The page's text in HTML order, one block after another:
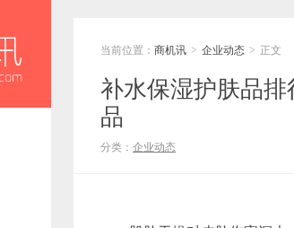
当前位置： 商机讯 > 企业动态 > 正文
补水保湿护肤品
品
分类： 企业动态